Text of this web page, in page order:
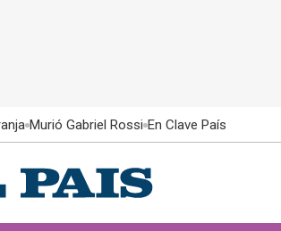
Murió Gabriel Rossi En Clave País